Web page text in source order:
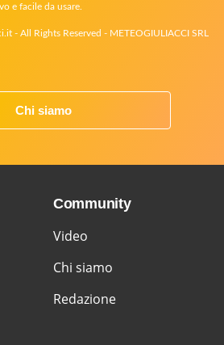
e facile da usare.
- All Rights Reserved - METEOGIULIACCI SRL
Chi siamo
Community
Video
Chi siamo
Redazione